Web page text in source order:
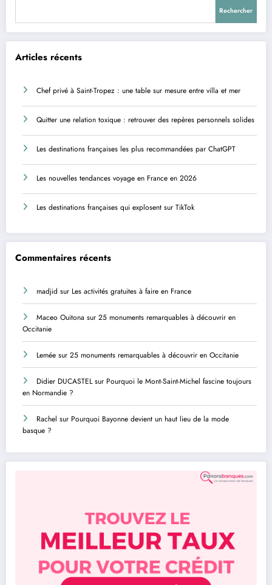
Rechercher
Articles récents
Chef privé à Saint-Tropez : une table sur mesure entre villa et mer
Quitter une relation toxique : retrouver des repères personnels solides
Les destinations françaises les plus recommandées par ChatGPT
Les nouvelles tendances voyage en France en 2026
Les destinations françaises qui explosent sur TikTok
Commentaires récents
madjid sur Les activités gratuites à faire en France
Maceo Ouitona sur 25 monuments remarquables à découvrir en
Occitanie
Lemée sur 25 monuments remarquables à découvrir en Occitanie
Didier DUCASTELsur Pourquoi le Mont-Saint-Michel fascine toujours
en Normandie ?
Rachel sur Pourquoi Bayonne devient un haut lieu de la mode
basque ?